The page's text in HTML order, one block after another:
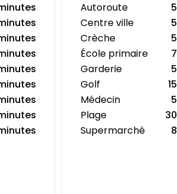
Autoroute
Centre ville
Crèche
École primaire
Garderie
Golf
Médecin
Plage
Supermarché